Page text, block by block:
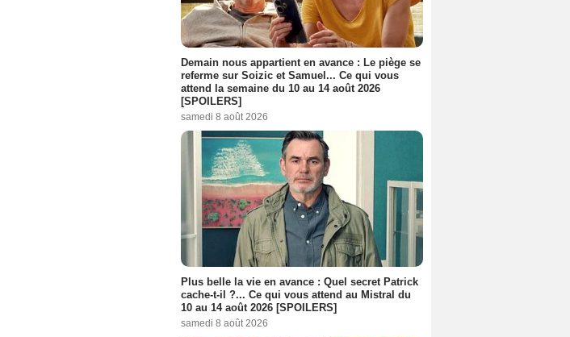
Demain nous appartient en avance : Le piège se
referme sur Soizic et Samuel... Ce qui vous
attend la semaine du 10 au 14 août 2026
[SPOILERS]
samedi 8 août 2026
Plus belle la vie en avance : Quel secret Patrick
cache-t-il ?... Ce qui vous attend au Mistral du
10 au 14 août 2026 [SPOILERS]
samedi 8 août 2026